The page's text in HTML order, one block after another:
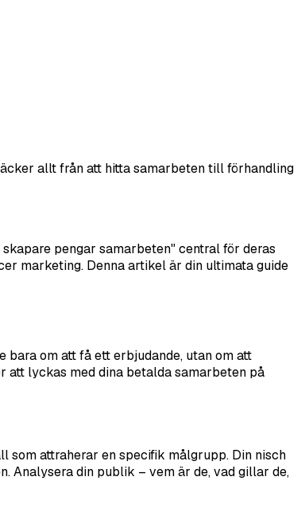
allt från att hitta samarbeten till förhandling
pengar samarbeten" central för deras
marketing. Denna artikel är din ultimata guide
om att få ett erbjudande, utan om att
att lyckas med dina betalda samarbeten på
som attraherar en specifik målgrupp. Din nisch
Analysera din publik – vem är de, vad gillar de,